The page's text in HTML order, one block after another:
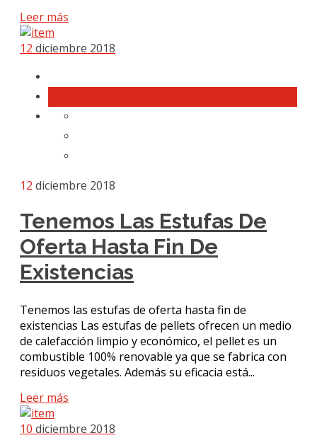
Leer más
12 diciembre 2018
12 diciembre 2018
Tenemos Las Estufas De
Oferta Hasta Fin De
Existencias
Tenemos las estufas de oferta hasta fin de
existencias Las estufas de pellets ofrecen un medio
de calefacción limpio y económico, el pellet es un
combustible 100% renovable ya que se fabrica con
residuos vegetales. Además su eficacia está...
Leer más
10 diciembre 2018